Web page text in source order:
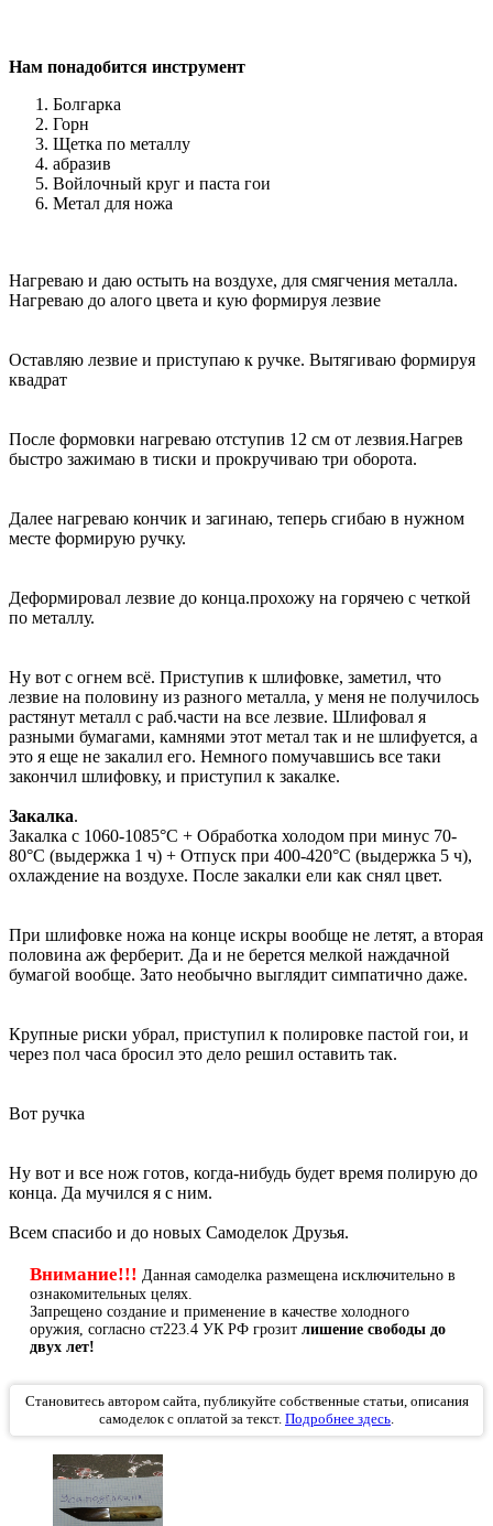
Нам понадобится инструмент
Болгарка
Горн
Щетка по металлу
абразив
Войлочный круг и паста гои
Метал для ножа
Нагреваю и даю остыть на воздухе, для смягчения металла.
Нагреваю до алого цвета и кую формируя лезвие
Оставляю лезвие и приступаю к ручке. Вытягиваю формируя
квадрат
После формовки нагреваю отступив 12 см от лезвия.Нагрев
быстро зажимаю в тиски и прокручиваю три оборота.
Далее нагреваю кончик и загинаю, теперь сгибаю в нужном
месте формирую ручку.
Деформировал лезвие до конца.прохожу на горячею с четкой
по металлу.
Ну вот с огнем всё. Приступив к шлифовке, заметил, что
лезвие на половину из разного металла, у меня не получилось
растянут металл с раб.части на все лезвие. Шлифовал я
разными бумагами, камнями этот метал так и не шлифуется, а
это я еще не закалил его. Немного помучавшись все таки
закончил шлифовку, и приступил к закалке.
Закалка.
Закалка с 1060-1085°C + Обработка холодом при минус 70-
80°C (выдержка 1 ч) + Отпуск при 400-420°C (выдержка 5 ч),
охлаждение на воздухе. После закалки ели как снял цвет.
При шлифовке ножа на конце искры вообще не летят, а вторая
половина аж ферберит. Да и не берется мелкой наждачной
бумагой вообще. Зато необычно выглядит симпатично даже.
Крупные риски убрал, приступил к полировке пастой гои, и
через пол часа бросил это дело решил оставить так.
Вот ручка
Ну вот и все нож готов, когда-нибудь будет время полирую до
конца. Да мучился я с ним.
Всем спасибо и до новых Самоделок Друзья.
Внимание!!! Данная самоделка размещена исключительно в
ознакомительных целях.
Запрещено создание и применение в качестве холодного
оружия, согласно ст223.4 УК РФ грозит лишение свободы до
двух лет!
Становитесь автором сайта, публикуйте собственные статьи, описания
самоделок с оплатой за текст. Подробнее здесь.